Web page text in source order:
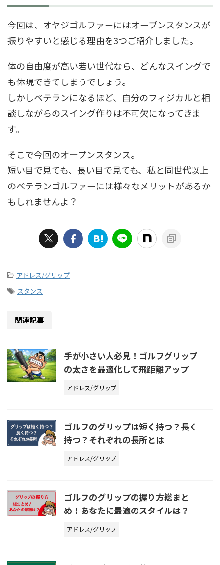
今回は、オヤジゴルファーにはオープンスタンスが
振りやすいと感じる理由を3つご紹介しました。
体の自由度が高い若い世代なら、どんなスイングで
も体現できてしまうでしょう。
しかしベテランになるほど、自分のフィジカルと相
談しながらのスイング作りは不可欠になってきま
す。
そこで今回のオープンスタンス。
短い目で見ても、長い目で見ても、私と同世代以上
のベテランゴルファーには様々なメリットがあるか
もしれませんよ？
-アドレス/グリップ
-スタンス
関連記事
手が小さい人必見！ゴルフグリップ
の太さを最適化して飛距離アップ
アドレス/グリップ
ゴルフのグリップは短く持つ？長く
持つ？それぞれの長所とは
アドレス/グリップ
ゴルフのグリップの握り方総まと
め！あなたに最適のスタイルは？
アドレス/グリップ